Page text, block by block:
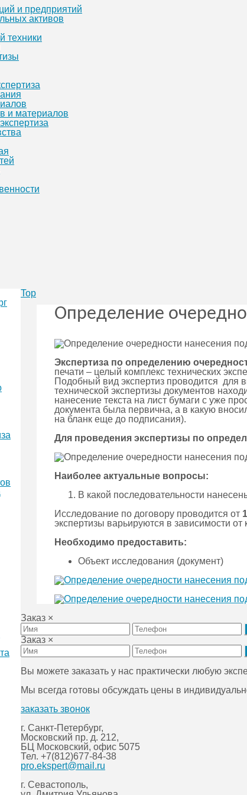
и предприятий
активов
техники
и материалов
Определение
Экспертиза по определению
печати – целый комплекс технических
Подобный вид экспертиз проводится для
технической экспертизы документов
нанесение текста на лист бумаги с уже
документа была первична, а в какую
на бланк еще до подписания).
Для проведения экспертизы по
Наиболее актуальные вопросы:
В какой последовательности
Исследование по договору проводится от
экспертизы варьируются в зависимости
Необходимо предоставить:
Объект исследования (документ)
Top
Заказ ×
Заказ ×
Вы можете заказать у нас практически любую
Мы всегда готовы обсуждать цены в
заказать звонок
г. Санкт-Петербург,
Московский пр. д. 212,
БЦ Московский, офис 5075
Тел. +7(812)677-84-38
pro.ekspert@mail.ru
г. Севастополь,